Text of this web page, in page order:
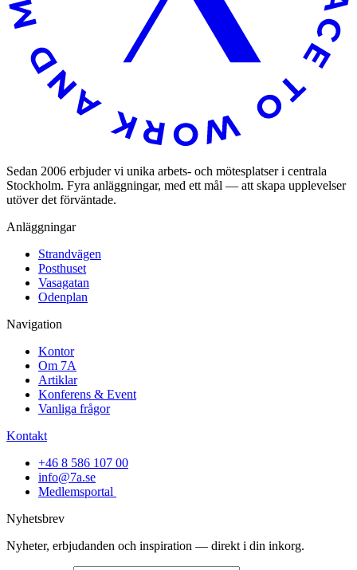
Sedan 2006 erbjuder vi unika arbets- och mötesplatser i centrala
Stockholm. Fyra anläggningar, med ett mål — att skapa upplevelser
utöver det förväntade.
Anläggningar
Strandvägen
Posthuset
Vasagatan
Odenplan
Navigation
Kontor
Om 7A
Artiklar
Konferens & Event
Vanliga frågor
Kontakt
+46 8 586 107 00
info@7a.se
Medlemsportal
Nyhetsbrev
Nyheter, erbjudanden och inspiration — direkt i din inkorg.